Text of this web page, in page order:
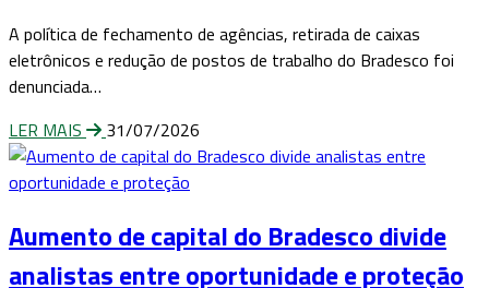
A política de fechamento de agências, retirada de caixas
eletrônicos e redução de postos de trabalho do Bradesco foi
denunciada…
LER MAIS
31/07/2026
Aumento de capital do Bradesco divide
analistas entre oportunidade e proteção